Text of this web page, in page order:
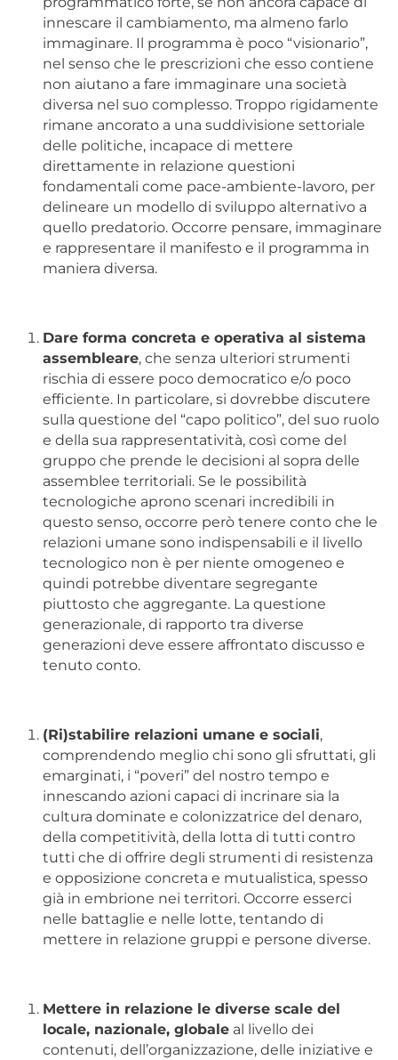
innescare il cambiamento, ma almeno farlo
immaginare. Il programma è poco “visionario”,
nel senso che le prescrizioni che esso contiene
non aiutano a fare immaginare una società
diversa nel suo complesso. Troppo rigidamente
rimane ancorato a una suddivisione settoriale
delle politiche, incapace di mettere
direttamente in relazione questioni
fondamentali come pace-ambiente-lavoro, per
delineare un modello di sviluppo alternativo a
quello predatorio. Occorre pensare, immaginare
e rappresentare il manifesto e il programma in
maniera diversa.
Dare forma concreta e operativa al sistema
assembleare, che senza ulteriori strumenti
rischia di essere poco democratico e/o poco
efficiente. In particolare, si dovrebbe discutere
sulla questione del “capo politico”, del suo ruolo
e della sua rappresentatività, così come del
gruppo che prende le decisioni al sopra delle
assemblee territoriali. Se le possibilità
tecnologiche aprono scenari incredibili in
questo senso, occorre però tenere conto che le
relazioni umane sono indispensabili e il livello
tecnologico non è per niente omogeneo e
quindi potrebbe diventare segregante
piuttosto che aggregante. La questione
generazionale, di rapporto tra diverse
generazioni deve essere affrontato discusso e
tenuto conto.
(Ri)stabilire relazioni umane e sociali,
comprendendo meglio chi sono gli sfruttati, gli
emarginati, i “poveri” del nostro tempo e
innescando azioni capaci di incrinare sia la
cultura dominate e colonizzatrice del denaro,
della competitività, della lotta di tutti contro
tutti che di offrire degli strumenti di resistenza
e opposizione concreta e mutualistica, spesso
già in embrione nei territori. Occorre esserci
nelle battaglie e nelle lotte, tentando di
mettere in relazione gruppi e persone diverse.
Mettere in relazione le diverse scale del
locale, nazionale, globale al livello dei
contenuti, dell’organizzazione, delle iniziative e